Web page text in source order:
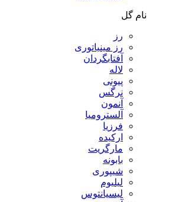
نام گل
رز
رز مینیاتوری
آفتابگردان
لاله
پیونی
نرگس
آنمون
آلسترومیا
فرزیا
ارکیده
مارگریت
بابونه
شیپوری
لیلیوم
لیسیانتوس